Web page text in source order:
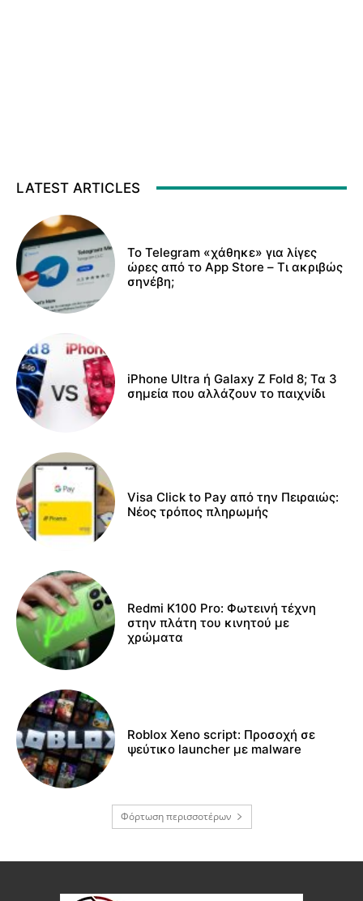
LATEST ARTICLES
Το Telegram «χάθηκε» για λίγες
ώρες από το App Store – Τι ακριβώς
σηνέβη;
iPhone Ultra ή Galaxy Z Fold 8; Τα 3
σημεία που αλλάζουν το παιχνίδι
Visa Click to Pay από την Πειραιώς:
Νέος τρόπος πληρωμής
Redmi K100 Pro: Φωτεινή τέχνη
στην πλάτη του κινητού με
χρώματα
Roblox Xeno script: Προσοχή σε
ψεύτικο launcher με malware
Φόρτωση περισσοτέρων